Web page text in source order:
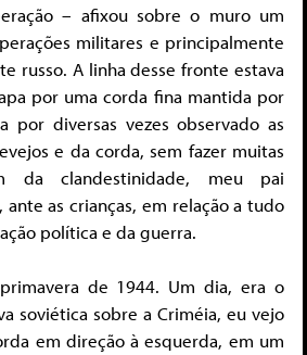
– afixou sobre o muro um
militares e principalmente
russo. A linha desse fronte estava
por uma corda fina mantida por
por diversas vezes observado as
e da corda, sem fazer muitas
da clandestinidade, meu pai
ante as crianças, em relação a tudo
política e da guerra.
de 1944. Um dia, era o
soviética sobre a Criméia, eu vejo
em direção à esquerda, em um